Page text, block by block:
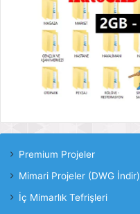
Premium Projeler
Mimari Projeler (DWG İndir)
İç Mimarlık Tefrişleri